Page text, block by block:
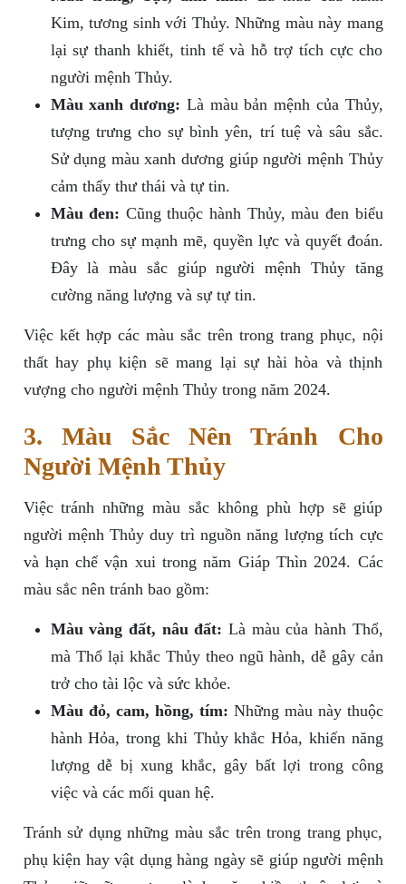
Kim, tương sinh với Thủy. Những màu này mang
lại sự thanh khiết, tinh tế và hỗ trợ tích cực cho
người mệnh Thủy.
Màu xanh dương: Là màu bản mệnh của Thủy,
tượng trưng cho sự bình yên, trí tuệ và sâu sắc.
Sử dụng màu xanh dương giúp người mệnh Thủy
cảm thấy thư thái và tự tin.
Màu đen: Cũng thuộc hành Thủy, màu đen biểu
trưng cho sự mạnh mẽ, quyền lực và quyết đoán.
Đây là màu sắc giúp người mệnh Thủy tăng
cường năng lượng và sự tự tin.
Việc kết hợp các màu sắc trên trong trang phục, nội
thất hay phụ kiện sẽ mang lại sự hài hòa và thịnh
vượng cho người mệnh Thủy trong năm 2024.
3. Màu Sắc Nên Tránh Cho
Người Mệnh Thủy
Việc tránh những màu sắc không phù hợp sẽ giúp
người mệnh Thủy duy trì nguồn năng lượng tích cực
và hạn chế vận xui trong năm Giáp Thìn 2024. Các
màu sắc nên tránh bao gồm:
Màu vàng đất, nâu đất: Là màu của hành Thổ,
mà Thổ lại khắc Thủy theo ngũ hành, dễ gây cản
trở cho tài lộc và sức khỏe.
Màu đỏ, cam, hồng, tím: Những màu này thuộc
hành Hỏa, trong khi Thủy khắc Hỏa, khiến năng
lượng dễ bị xung khắc, gây bất lợi trong công
việc và các mối quan hệ.
Tránh sử dụng những màu sắc trên trong trang phục,
phụ kiện hay vật dụng hàng ngày sẽ giúp người mệnh